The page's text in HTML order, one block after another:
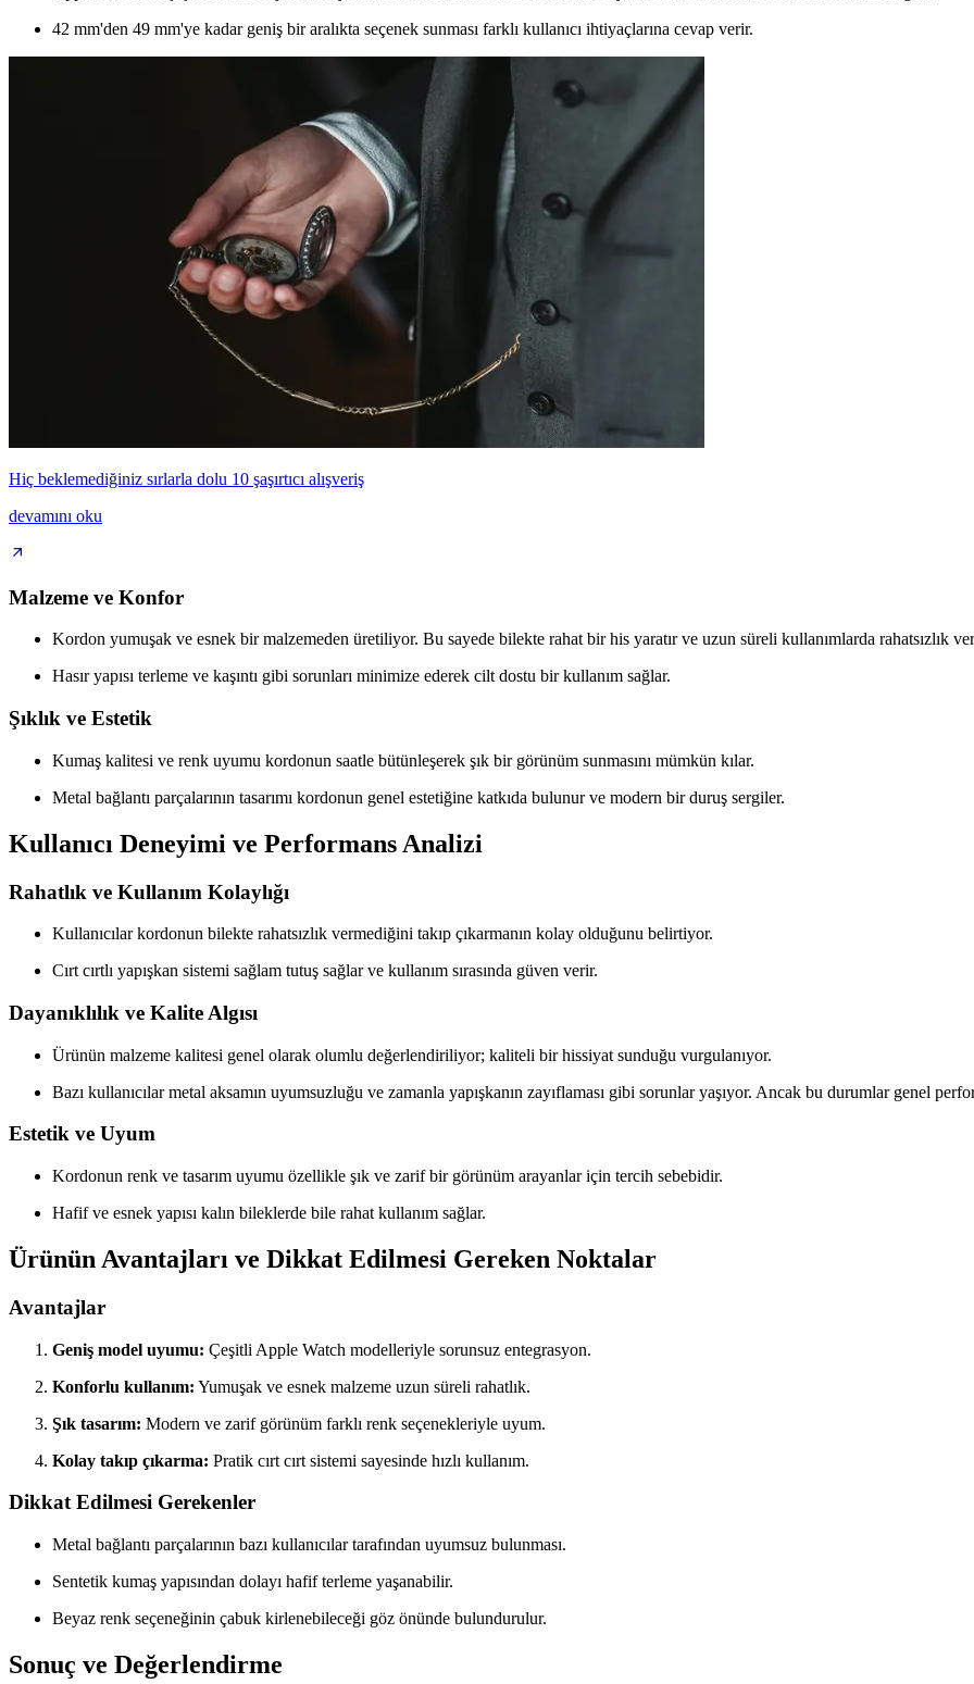
42 mm'den 49 mm'ye kadar geniş bir aralıkta seçenek sunması farklı kullanıcı ihtiyaçlarına cevap verir.
Hiç beklemediğiniz sırlarla dolu 10 şaşırtıcı alışveriş
devamını oku
Malzeme ve Konfor
Kordon yumuşak ve esnek bir malzemeden üretiliyor. Bu sayede bilekte rahat bir his yaratır ve uzun süreli kullanımlarda rahatsızlık
Hasır yapısı terleme ve kaşıntı gibi sorunları minimize ederek cilt dostu bir kullanım sağlar.
Şıklık ve Estetik
Kumaş kalitesi ve renk uyumu kordonun saatle bütünleşerek şık bir görünüm sunmasını mümkün kılar.
Metal bağlantı parçalarının tasarımı kordonun genel estetiğine katkıda bulunur ve modern bir duruş sergiler.
Kullanıcı Deneyimi ve Performans Analizi
Rahatlık ve Kullanım Kolaylığı
Kullanıcılar kordonun bilekte rahatsızlık vermediğini takıp çıkarmanın kolay olduğunu belirtiyor.
Cırt cırtlı yapışkan sistemi sağlam tutuş sağlar ve kullanım sırasında güven verir.
Dayanıklılık ve Kalite Algısı
Ürünün malzeme kalitesi genel olarak olumlu değerlendiriliyor; kaliteli bir hissiyat sunduğu vurgulanıyor.
Bazı kullanıcılar metal aksamın uyumsuzluğu ve zamanla yapışkanın zayıflaması gibi sorunlar yaşıyor. Ancak bu durumlar genel
Estetik ve Uyum
Kordonun renk ve tasarım uyumu özellikle şık ve zarif bir görünüm arayanlar için tercih sebebidir.
Hafif ve esnek yapısı kalın bileklerde bile rahat kullanım sağlar.
Ürünün Avantajları ve Dikkat Edilmesi Gereken Noktalar
Avantajlar
Geniş model uyumu: Çeşitli Apple Watch modelleriyle sorunsuz entegrasyon.
Konforlu kullanım: Yumuşak ve esnek malzeme uzun süreli rahatlık.
Şık tasarım: Modern ve zarif görünüm farklı renk seçenekleriyle uyum.
Kolay takıp çıkarma: Pratik cırt cırt sistemi sayesinde hızlı kullanım.
Dikkat Edilmesi Gerekenler
Metal bağlantı parçalarının bazı kullanıcılar tarafından uyumsuz bulunması.
Sentetik kumaş yapısından dolayı hafif terleme yaşanabilir.
Beyaz renk seçeneğinin çabuk kirlenebileceği göz önünde bulundurulur.
Sonuç ve Değerlendirme